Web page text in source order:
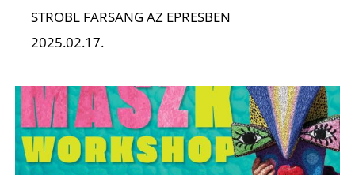
STROBL FARSANG AZ EPRESBEN
2025.02.17.